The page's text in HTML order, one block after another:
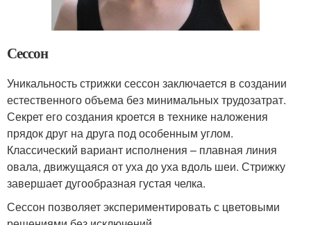
Сессон
Уникальность стрижки сессон заключается в создании
естественного объема без минимальных трудозатрат.
Секрет его создания кроется в технике наложения
прядок друг на друга под особенным углом.
Классический вариант исполнения – плавная линия
овала, движущаяся от уха до уха вдоль шеи. Стрижку
завершает дугообразная густая челка.
Сессон позволяет экспериментировать с цветовыми